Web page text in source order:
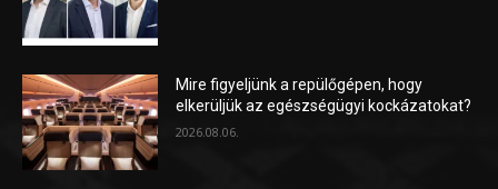
Mire figyeljünk a repülőgépen, hogy
elkerüljük az egészségügyi kockázatokat?
2026.08.06.